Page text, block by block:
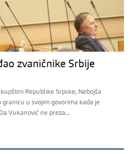
zvaničnike Srbije
Republike Srpske, Nebojša
granicu u svojim govorima kada je
Vukanović ne preza...